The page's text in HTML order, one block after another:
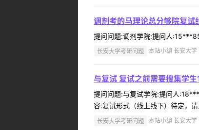
调剂考的马理论总分够院复试
提问问题:调剂学院:提问人
长安大学考研问题 本站小编 长安大
与复试 复试之前需要搜集学
提问问题:与复试学院:提问人
容:复试形式（线上线下）待定，
长安大学考研问题 本站小编 长安大